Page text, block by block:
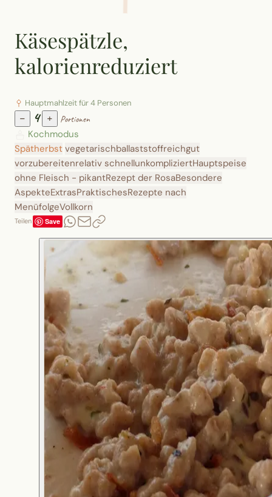
Käsespätzle,
kalorienreduziert
Hauptmahlzeit für 4 Personen
− 4 + Portionen
Kochmodus
Spätherbst vegetarischballaststoffreichgut
vorzubereitenrelativ schnellunkompliziertHauptspeise
ohne Fleisch - pikantRezept der RosaBesondere
AspekteExtrasPraktischesRezepte nach
MenüfolgeVollkorn
Teilen Save